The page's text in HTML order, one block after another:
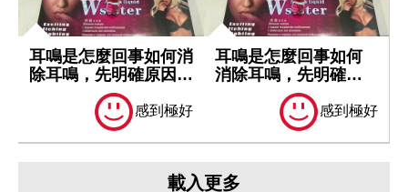
耳鳴是怎麼回事如何消
除耳鳴，先明確原因再
感到極好
耳鳴是怎麼回事如何
消除耳鳴，先明確原
感到極好
載入更多